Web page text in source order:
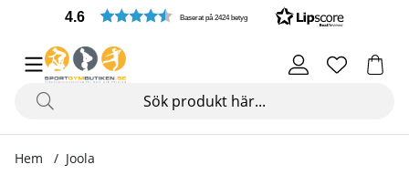
4.6 Baserat på 2424 betyg
Hem Joola